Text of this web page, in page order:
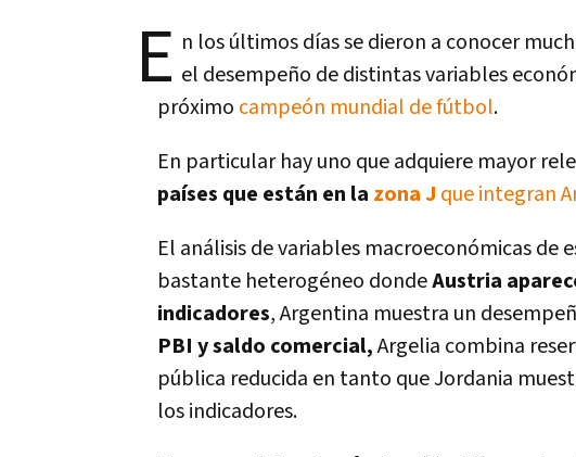
E n los últimos días se dieron a conocer
el desempeño de distintas variables
próximo campeón mundial de fútbol.
En particular hay uno que adquiere mayor
países que están en la zona J que integran
El análisis de variables macroeconómicas de
bastante heterogéneo dondeAustria
indicadores, Argentina muestra un
PBI y saldo comercial,Argelia combina
pública reducida en tanto que Jordania
los indicadores.